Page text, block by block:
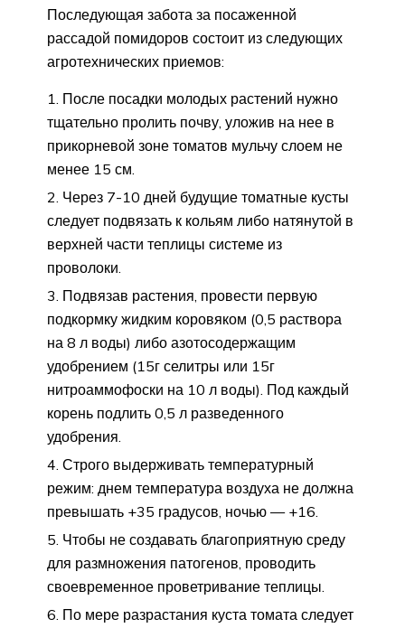
Последующая забота за посаженной
рассадой помидоров состоит из следующих
агротехнических приемов:
После посадки молодых растений нужно
тщательно пролить почву, уложив на нее в
прикорневой зоне томатов мульчу слоем не
менее 15 см.
Через 7-10 дней будущие томатные кусты
следует подвязать к кольям либо натянутой в
верхней части теплицы системе из
проволоки.
Подвязав растения, провести первую
подкормку жидким коровяком (0,5 раствора
на 8 л воды) либо азотосодержащим
удобрением (15г селитры или 15г
нитроаммофоски на 10 л воды). Под каждый
корень подлить 0,5 л разведенного
удобрения.
Строго выдерживать температурный
режим: днем температура воздуха не должна
превышать +35 градусов, ночью — +16.
Чтобы не создавать благоприятную среду
для размножения патогенов, проводить
своевременное проветривание теплицы.
По мере разрастания куста томата следует